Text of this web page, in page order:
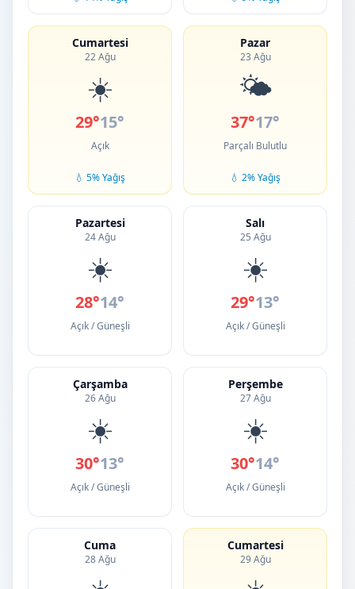
Cumartesi
22 Ağu
☀️
29°15°
Açık
💧 5% Yağış
Pazar
23 Ağu
🌤️
37°17°
Parçalı Bulutlu
💧 2% Yağış
Pazartesi
24 Ağu
☀️
28°14°
Açık / Güneşli
Salı
25 Ağu
☀️
29°13°
Açık / Güneşli
Çarşamba
26 Ağu
☀️
30°13°
Açık / Güneşli
Perşembe
27 Ağu
☀️
30°14°
Açık / Güneşli
Cuma
28 Ağu
Cumartesi
29 Ağu